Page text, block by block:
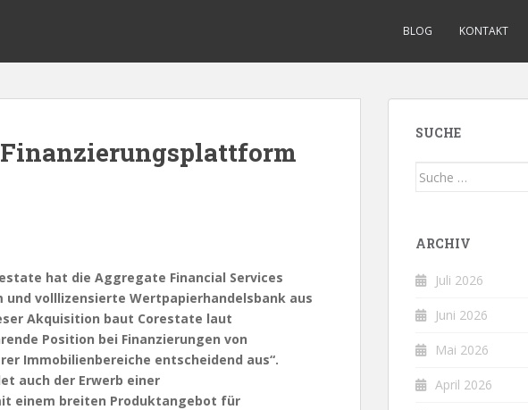
BLOG KONTAKT
hat die Aggregate Financial Services
und volllizensierte Wertpapierhandelsbank aus
Akquisition baut Corestate laut
Position bei Finanzierungen von
Immobilienbereiche entscheidend aus“.
auch der Erwerb einer
einem breiten Produktangebot für
SUCHE
Suche
ARCHIV
Juli 2026
Juni 2026
Mai 2026
April 2026